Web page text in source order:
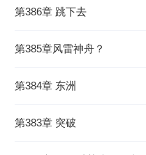
第386章 跳下去
第385章风雷神舟？
第384章 东洲
第383章 突破